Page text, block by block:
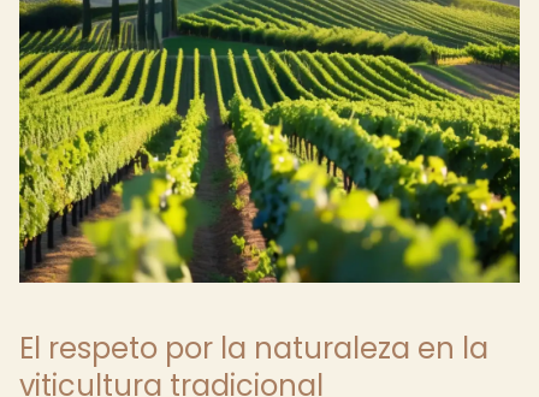
El respeto por la naturaleza en la
viticultura tradicional